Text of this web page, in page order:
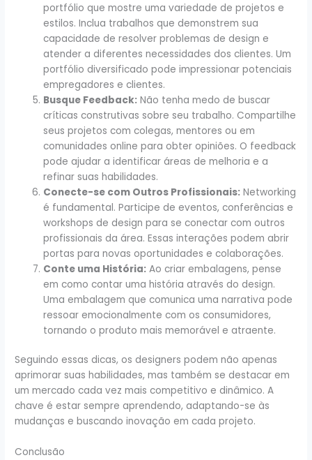
portfólio que mostre uma variedade de projetos e
estilos. Inclua trabalhos que demonstrem sua
capacidade de resolver problemas de design e
atender a diferentes necessidades dos clientes. Um
portfólio diversificado pode impressionar potenciais
empregadores e clientes.
Busque Feedback: Não tenha medo de buscar
críticas construtivas sobre seu trabalho. Compartilhe
seus projetos com colegas, mentores ou em
comunidades online para obter opiniões. O feedback
pode ajudar a identificar áreas de melhoria e a
refinar suas habilidades.
Conecte-se com Outros Profissionais: Networking
é fundamental. Participe de eventos, conferências e
workshops de design para se conectar com outros
profissionais da área. Essas interações podem abrir
portas para novas oportunidades e colaborações.
Conte uma História: Ao criar embalagens, pense
em como contar uma história através do design.
Uma embalagem que comunica uma narrativa pode
ressoar emocionalmente com os consumidores,
tornando o produto mais memorável e atraente.
Seguindo essas dicas, os designers podem não apenas
aprimorar suas habilidades, mas também se destacar em
um mercado cada vez mais competitivo e dinâmico. A
chave é estar sempre aprendendo, adaptando-se às
mudanças e buscando inovação em cada projeto.
Conclusão